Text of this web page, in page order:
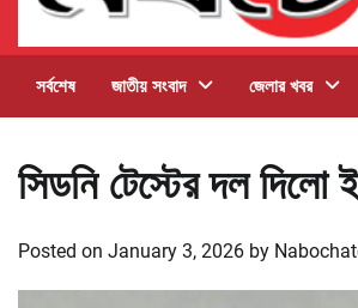
সর্বশেষ জাতীয় সংবাদ জেলার খবর
সিডনি টেস্টের দল দিলো
Posted on January 3, 2026 by